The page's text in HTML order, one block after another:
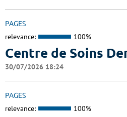
PAGES
relevance: 100%
Centre de Soins
30/07/2026 18:24
PAGES
relevance: 100%